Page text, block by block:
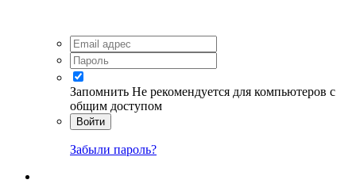
Запомнить Не рекомендуется для компьютеров с
общим доступом
Войти
Забыли пароль?